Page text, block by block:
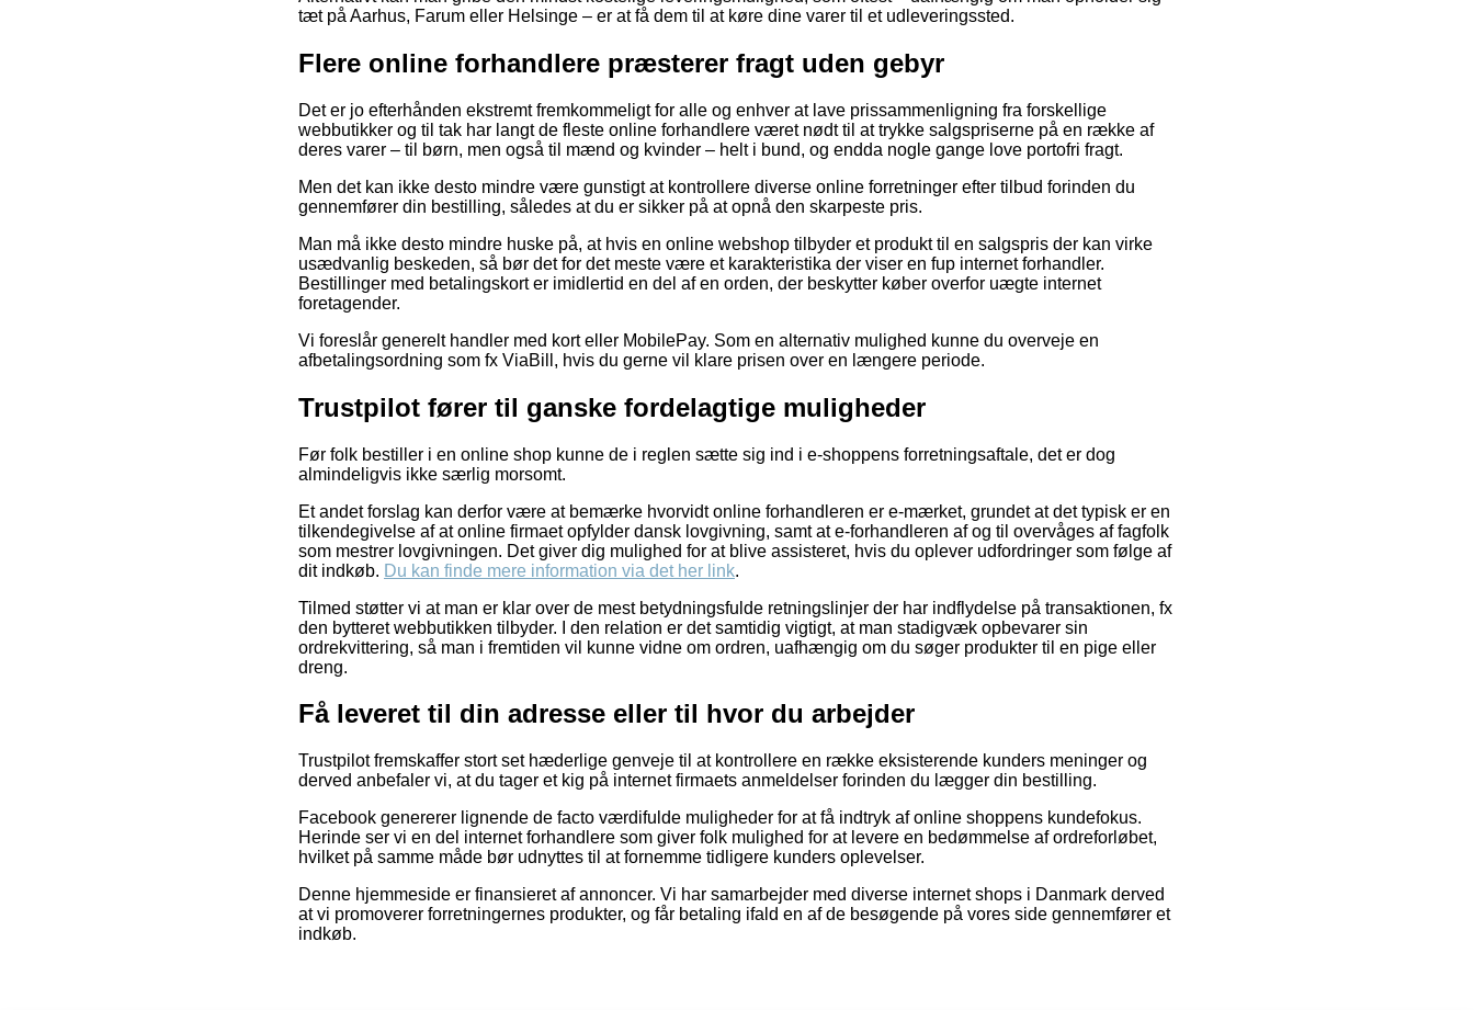
tæt på Aarhus, Farum eller Helsinge – er at få dem til at køre dine varer til et udleveringssted.
Flere online forhandlere præsterer fragt uden gebyr
Det er jo efterhånden ekstremt fremkommeligt for alle og enhver at lave prissammenligning fra forskellige
webbutikker og til tak har langt de fleste online forhandlere været nødt til at trykke salgspriserne på en række af
deres varer – til børn, men også til mænd og kvinder – helt i bund, og endda nogle gange love portofri fragt.
Men det kan ikke desto mindre være gunstigt at kontrollere diverse online forretninger efter tilbud forinden du
gennemfører din bestilling, således at du er sikker på at opnå den skarpeste pris.
Man må ikke desto mindre huske på, at hvis en online webshop tilbyder et produkt til en salgspris der kan virke
usædvanlig beskeden, så bør det for det meste være et karakteristika der viser en fup internet forhandler.
Bestillinger med betalingskort er imidlertid en del af en orden, der beskytter køber overfor uægte internet
foretagender.
Vi foreslår generelt handler med kort eller MobilePay. Som en alternativ mulighed kunne du overveje en
afbetalingsordning som fx ViaBill, hvis du gerne vil klare prisen over en længere periode.
Trustpilot fører til ganske fordelagtige muligheder
Før folk bestiller i en online shop kunne de i reglen sætte sig ind i e-shoppens forretningsaftale, det er dog
almindeligvis ikke særlig morsomt.
Et andet forslag kan derfor være at bemærke hvorvidt online forhandleren er e-mærket, grundet at det typisk er en
tilkendegivelse af at online firmaet opfylder dansk lovgivning, samt at e-forhandleren af og til overvåges af fagfolk
som mestrer lovgivningen. Det giver dig mulighed for at blive assisteret, hvis du oplever udfordringer som følge af
dit indkøb. Du kan finde mere information via det her link.
Tilmed støtter vi at man er klar over de mest betydningsfulde retningslinjer der har indflydelse på transaktionen, fx
den bytteret webbutikken tilbyder. I den relation er det samtidig vigtigt, at man stadigvæk opbevarer sin
ordrekvittering, så man i fremtiden vil kunne vidne om ordren, uafhængig om du søger produkter til en pige eller
dreng.
Få leveret til din adresse eller til hvor du arbejder
Trustpilot fremskaffer stort set hæderlige genveje til at kontrollere en række eksisterende kunders meninger og
derved anbefaler vi, at du tager et kig på internet firmaets anmeldelser forinden du lægger din bestilling.
Facebook genererer lignende de facto værdifulde muligheder for at få indtryk af online shoppens kundefokus.
Herinde ser vi en del internet forhandlere som giver folk mulighed for at levere en bedømmelse af ordreforløbet,
hvilket på samme måde bør udnyttes til at fornemme tidligere kunders oplevelser.
Denne hjemmeside er finansieret af annoncer. Vi har samarbejder med diverse internet shops i Danmark derved
at vi promoverer forretningernes produkter, og får betaling ifald en af de besøgende på vores side gennemfører et
indkøb.